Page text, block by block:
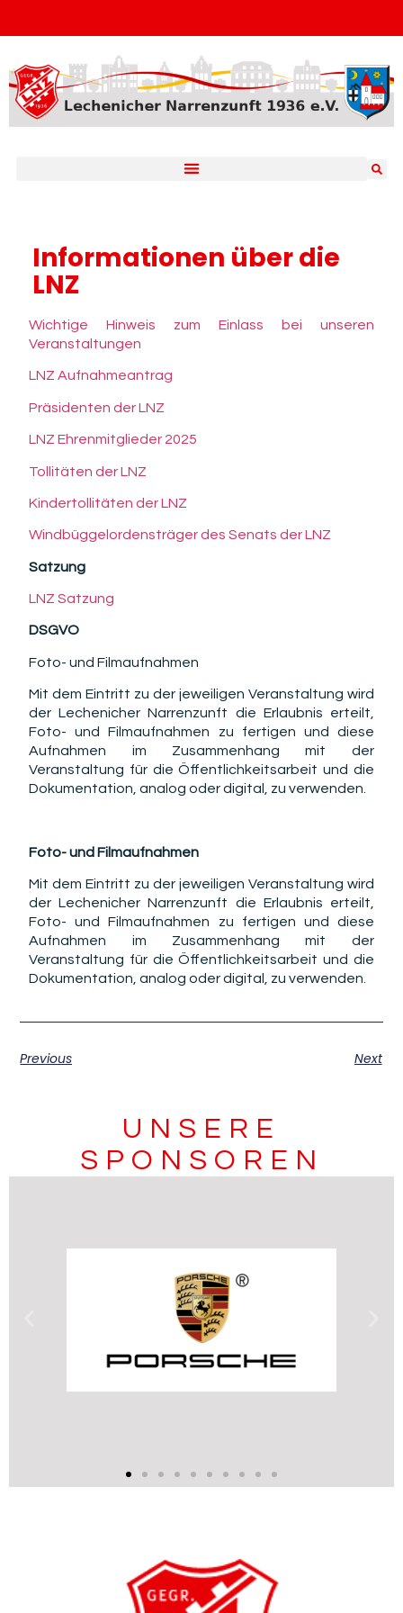
Informationen über die
LNZ
Wichtige Hinweis zum Einlass bei unseren
Veranstaltungen
LNZ Aufnahmeantrag
Präsidenten der LNZ
LNZ Ehrenmitglieder 2025
Tollitäten der LNZ
Kindertollitäten der LNZ
Windbüggelordensträger des Senats der LNZ
Satzung
LNZ Satzung
DSGVO
Foto- und Filmaufnahmen
Mit dem Eintritt zu der jeweiligen Veranstaltung wird
der Lechenicher Narrenzunft die Erlaubnis erteilt,
Foto- und Filmaufnahmen zu fertigen und diese
Aufnahmen im Zusammenhang mit der
Veranstaltung für die Öffentlichkeitsarbeit und die
Dokumentation, analog oder digital, zu verwenden.
Foto- und Filmaufnahmen
Mit dem Eintritt zu der jeweiligen Veranstaltung wird
der Lechenicher Narrenzunft die Erlaubnis erteilt,
Foto- und Filmaufnahmen zu fertigen und diese
Aufnahmen im Zusammenhang mit der
Veranstaltung für die Öffentlichkeitsarbeit und die
Dokumentation, analog oder digital, zu verwenden.
Previous Next
UNSERE
SPONSOREN